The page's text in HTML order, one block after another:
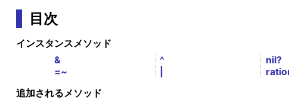
目次
インスタンスメソッド
&
=~
^
nil?
追加されるメソッド